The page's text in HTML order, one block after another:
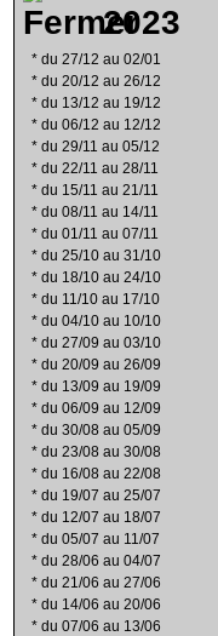
2023
* du 27/12 au 02/01
* du 20/12 au 26/12
* du 13/12 au 19/12
* du 06/12 au 12/12
* du 29/11 au 05/12
* du 22/11 au 28/11
* du 15/11 au 21/11
* du 08/11 au 14/11
* du 01/11 au 07/11
* du 25/10 au 31/10
* du 18/10 au 24/10
* du 11/10 au 17/10
* du 04/10 au 10/10
* du 27/09 au 03/10
* du 20/09 au 26/09
* du 13/09 au 19/09
* du 06/09 au 12/09
* du 30/08 au 05/09
* du 23/08 au 30/08
* du 16/08 au 22/08
* du 19/07 au 25/07
* du 12/07 au 18/07
* du 05/07 au 11/07
* du 28/06 au 04/07
* du 21/06 au 27/06
* du 14/06 au 20/06
* du 07/06 au 13/06